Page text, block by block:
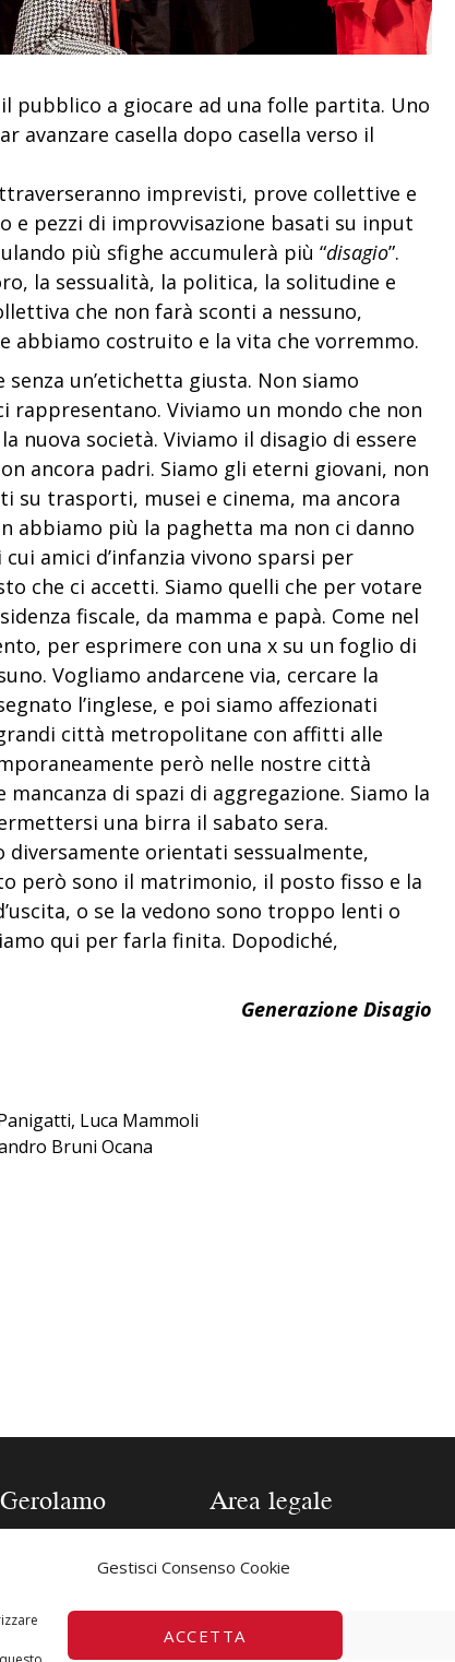
Gestisci Consenso Cookie
ACCETTA
pubblico a giocare ad una folle partita. Uno
avanzare casella dopo casella verso il
imprevisti, prove collettive e
e pezzi di improvvisazione basati su input
più sfighe accumulerà più “disagio”.
la sessualità, la politica, la solitudine e
che non farà sconti a nessuno,
abbiamo costruito e la vita che vorremmo.
un’etichetta giusta. Non siamo
rappresentano. Viviamo un mondo che non
nuova società. Viviamo il disagio di essere
ancora padri. Siamo gli eterni giovani, non
su trasporti, musei e cinema, ma ancora
abbiamo più la paghetta ma non ci danno
amici d’infanzia vivono sparsi per
che ci accetti. Siamo quelli che per votare
fiscale, da mamma e papà. Come nel
per esprimere con una x su un foglio di
Vogliamo andarcene via, cercare la
l’inglese, e poi siamo affezionati
città metropolitane con affitti alle
però nelle nostre città
di spazi di aggregazione. Siamo la
una birra il sabato sera.
diversamente orientati sessualmente,
però sono il matrimonio, il posto fisso e la
o se la vedono sono troppo lenti o
qui per farla finita. Dopodiché,
Generazione Disagio
Luca Mammoli
Bruni Ocana
Area legale
Contatti
Cookie Policy